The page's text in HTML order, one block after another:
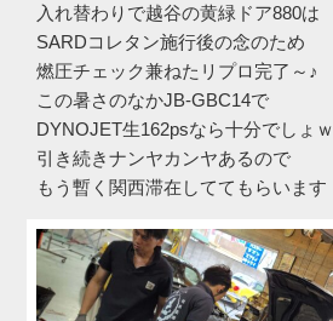
入れ替わりで越谷の黄緑ドア880は
SARDコレタン施行後の念のため
燃圧チェック兼ねたリプロ完了～♪
この暑さのなかJB-GBC14で
DYNOJET生162psなら十分でしょｗ
引き続きナンヤカンヤあるので
もう暫く関西滞在しててもらいます